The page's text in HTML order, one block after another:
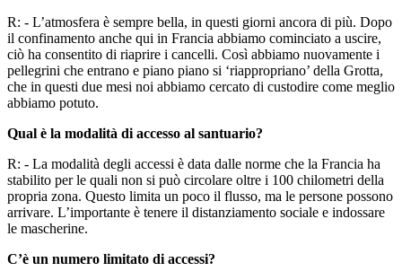
R: - L’atmosfera è sempre bella, in questi giorni ancora di più. Dopo
il confinamento anche qui in Francia abbiamo cominciato a uscire,
ciò ha consentito di riaprire i cancelli. Così abbiamo nuovamente i
pellegrini che entrano e piano piano si ‘riappropriano’ della Grotta,
che in questi due mesi noi abbiamo cercato di custodire come meglio
abbiamo potuto.
Qual è la modalità di accesso al santuario?
R: - La modalità degli accessi è data dalle norme che la Francia ha
stabilito per le quali non si può circolare oltre i 100 chilometri della
propria zona. Questo limita un poco il flusso, ma le persone possono
arrivare. L’importante è tenere il distanziamento sociale e indossare
le mascherine.
C’è un numero limitato di accessi?